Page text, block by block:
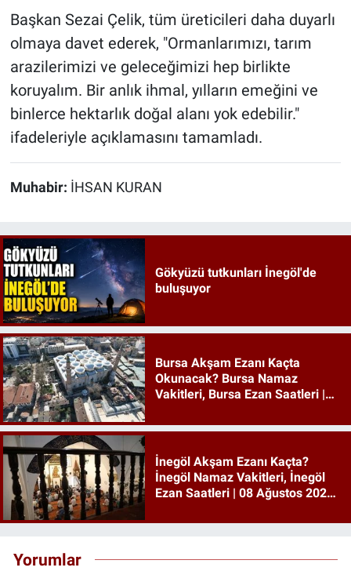
Başkan Sezai Çelik, tüm üreticileri daha duyarlı
olmaya davet ederek, "Ormanlarımızı, tarım
arazilerimizi ve geleceğimizi hep birlikte
koruyalım. Bir anlık ihmal, yılların emeğini ve
binlerce hektarlık doğal alanı yok edebilir."
ifadeleriyle açıklamasını tamamladı.
Muhabir: İHSAN KURAN
Gökyüzü tutkunları İnegöl'de
buluşuyor
Bursa Akşam Ezanı Kaçta
Okunacak? Bursa Namaz
Vakitleri, Bursa Ezan Saatleri |
İnegöl Akşam Ezanı Kaçta?
İnegöl Namaz Vakitleri, İnegöl
Ezan Saatleri | 08 Ağustos 2026
Yorumlar